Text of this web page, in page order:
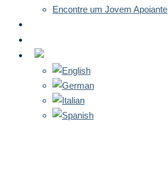
Encontre um Jovem Apoiante